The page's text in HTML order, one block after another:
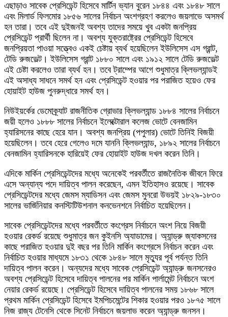
এছাড়াও সাবেক প্রেসিডেন্ট হিসেবে মার্টিন ভ্যান বুরেন ১৮৪৪ এবং ১৮৪৮ সালে
এবং মিলার্ড ফিলমোর ১৮৫৬ সালের নির্বাচন অংশগ্রহণ করলেও জয়লাভে অসমর্থ
হন তারা। তবে এই দুইজনই অবশ্য তাদের সময়ে খুব একটা জনপ্রিয়
প্রেসিডেন্ট প্রার্থী ছিলেন না। অবশ্য যুক্তরাষ্ট্রের প্রেসিডেন্ট হিসেবে
জনপ্রিয়তা পাওয়া সত্ত্বেও একই চেষ্টায় ব্যর্থ হয়েছিলেন ইউলিসেস এস গ্রান্ট,
টেডি রুজভেল্ট। ইউলিসেস গ্রান্ট ১৮৮০ সালে এবং ১৯১২ সালে টেডি রুজভেল্ট
এই চেষ্টা করলেও তারা ব্যর্থ হন। তবে ট্রাম্পের আগে শুধুমাত্র ক্লিভল্যান্ডই
এই অসাধ্য সাধনে সমর্থ হন এবং প্রেসিডেন্ট হওয়ার পর পরাজিত হয়েও ফের
হোয়াইট হাউজ পুনরুদ্ধারে সমর্থ হন।
নিউইয়র্কের ডেমোক্র্যাট রাজনীতিক গ্রোভার ক্লিভল্যান্ড ১৮৮৪ সালের নির্বাচনে
জয়ী হলেও ১৮৮৮ সালের নির্বাচনে ইলেক্টোরাল কলেজ ভোটে বেনজামিন
হ্যারিসনের কাছে হেরে যান। অবশ্য জনপ্রিয় (পপুলার) ভোটে তিনিই বিজয়ী
হয়েছিলেন। তবে হেরে গেলেও দমে যাননি ক্লিভল্যান্ড, ১৮৯২ সালের নির্বাচনে
বেনজামিন হ্যারিসনকে হারিয়েই ফের হোয়াইট হাউজ দখল করেন তিনি।
এদিকে মার্কিন প্রেসিডেন্টদের মধ্যে অনেকেই পরবর্তীতে রাজনৈতিক জীবনে ফিরে
এসে অন্যান্য পদে দায়িত্ব পালন করেছেন, এমন ইতিহাসও রয়েছে। সাবেক
প্রেসিডেন্টদের মধ্যে জেমস ম্যাডিসন এবং জেমস মুনরো উভয়ই ১৮২৯-১৮৩০
সালের ভার্জিনিয়ার কনস্টিটিউশনাল কনভেনশনে নির্বাচিত হয়েছিলেন।
সাবেক প্রেসিডেন্টদের মধ্যে পরবর্তীতে কংগ্রেস নির্বাচনে অংশ নিয়ে বিজয়ী
হওয়ার রেকর্ড রয়েছে শুধুমাত্র জন কুইনসি অ্যাডামের। অ্যান্ড্রু জ্যাকসনের
কাছে পরাজিত হওয়ার দুই বছর পর তিনি মার্কিন কংগ্রেসে নির্বাচন করেন এবং
নির্বাচিত হওয়ার মাধ্যমে ১৮৩১ থেকে ১৮৪৮ সালে মৃত্যুর পূর্ব পর্যন্ত তিনি
দায়িত্ব পালন করেন। অন্যদের মধ্যে সাবেক প্রেসিডেন্ট অ্যান্ড্রু জনসনেরও
অবশ্য প্রেসিডেন্ট হিসেবে দায়িত্ব পালনের পর মার্কিন পার্লামেন্ট নির্বাচনে অংশ
নেয়ার রেকর্ড রয়েছে। প্রেসিডেন্ট হিসেবে দায়িত্ব পালনের সময় ১৮৬৮ সালে
প্রথম মার্কিন প্রেসিডেন্ট হিসেবে ইমপিচমেন্টের শিকার হওয়ার পরও ১৮৭৫ সালে
নিজ রাজ্য টেনেসি থেকে সিনেট নির্বাচনে জয়লাভ করেন অ্যান্ড্রু জনসন।